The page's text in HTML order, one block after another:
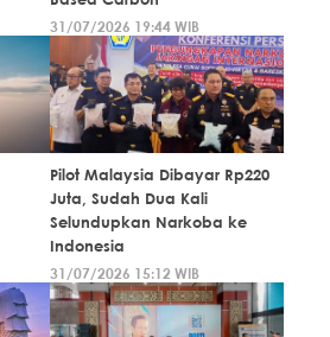
31/07/2026 19:44 WIB
Pilot Malaysia Dibayar Rp220
Juta, Sudah Dua Kali
Selundupkan Narkoba ke
Indonesia
31/07/2026 15:12 WIB